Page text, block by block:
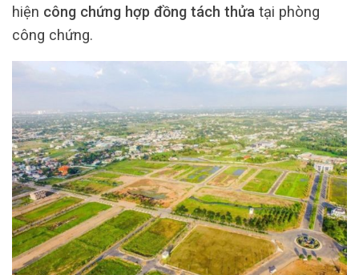
hiện công chứng hợp đồng tách thửa tại phòng
công chứng.